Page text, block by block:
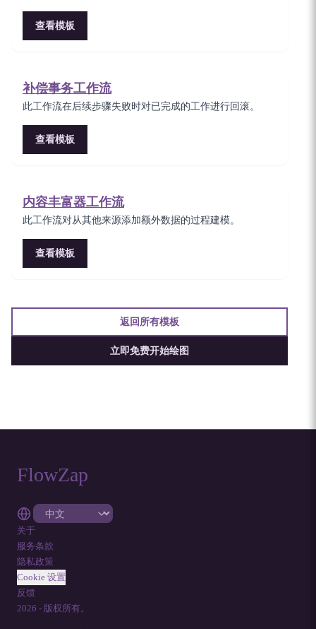
查看模板
补偿事务工作流
此工作流在后续步骤失败时对已完成的工作进行回滚。
查看模板
内容丰富器工作流
此工作流对从其他来源添加额外数据的过程建模。
查看模板
返回所有模板
立即免费开始绘图
FlowZap
关于
服务条款
隐私政策
Cookie 设置
反馈
2026 - 版权所有。